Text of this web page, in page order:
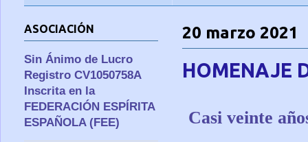
20 marzo 2021
HOMENAJE
Casi veinte
ASOCIACIÓN
Sin Ánimo de Lucro
Registro CV1050758A
Inscrita en la
FEDERACIÓN ESPÍRITA
ESPAÑOLA (FEE)